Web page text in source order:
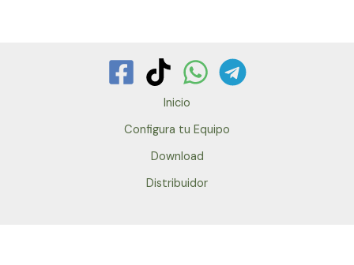
Inicio
Configura tu Equipo
Download
Distribuidor